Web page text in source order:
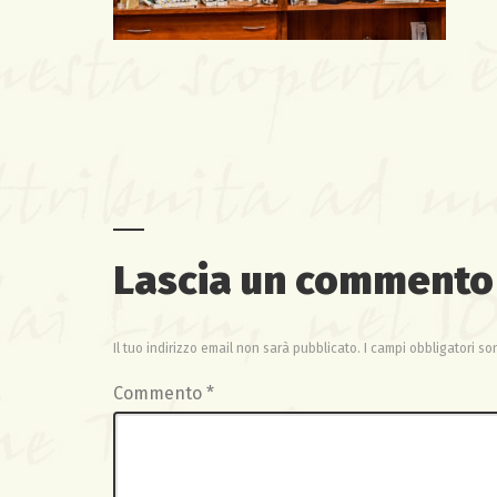
Lascia un commento
Il tuo indirizzo email non sarà pubblicato. I campi obbligatori
Commento *